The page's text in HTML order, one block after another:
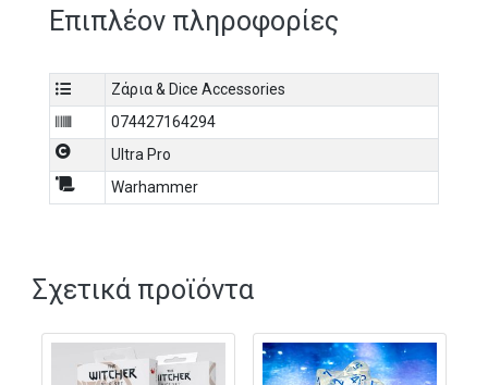
the zippered compartment, decorated with metal
protective surface that’s perfect for tossing dice while
keeping your tabletop safe from scuffs, featuring the
iconic grimdark war quote. When finished, simply roll it
back up around the zippered compartment and secure it
shut with the strap and snap button closure to create the
look of a scroll from the Dark Age of Technology.
Officially licensed Combination Dice Storage and Rolling
accents, plus the iconic grimdark war quote on the rolling
Zippered pouch stores 20 RPG dice
Secure strap with snap button closure
Επιπλέον πληροφορίες
Ζάρια & Dice Accessories
074427164294
Ultra Pro
Warhammer
Σχετικά προϊόντα